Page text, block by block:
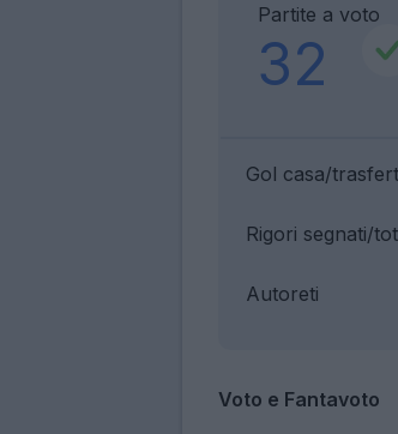
Partite a voto
32
Gol casa/
Rigori segnati/
Autoreti
Voto e Fantavoto